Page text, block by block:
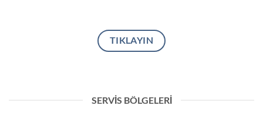
TIKLAYIN
SERVIS BÖLGELERİ